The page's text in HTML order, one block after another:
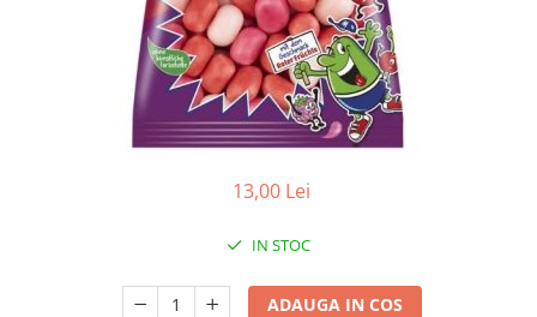
13,00 Lei
IN STOC
ADAUGA IN COS